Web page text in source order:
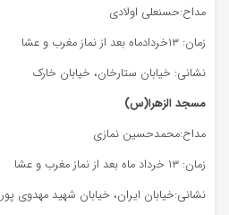
مداح:حسنعلی اولادی
زمان: ۱۳خردادماه بعد از نماز مغرب و عشا
نشانی: خیابان ستارخان، خیابان خارک
مسجد الزهرا(س)
مداح:محمدحسین نمازی
زمان: ۱۳ خرداد ماه بعد از نماز مغرب و عشا
نشانی:خیابان ایران، خیابان شهید مهدوی پور